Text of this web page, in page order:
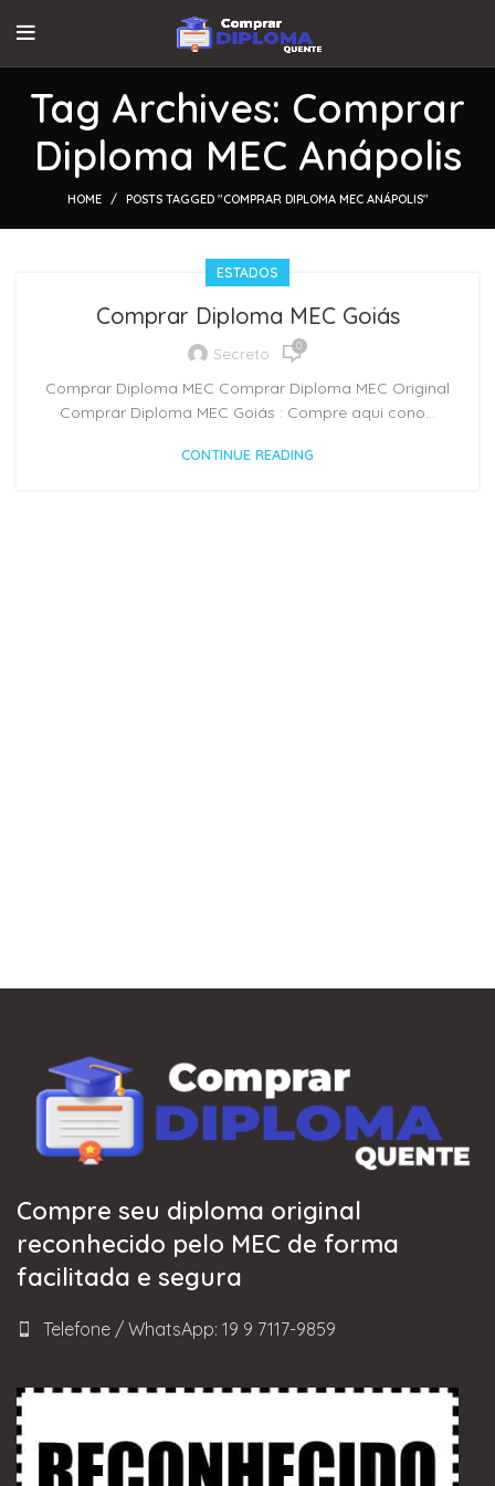
Tag Archives: Comprar
Diploma MEC Anápolis
HOME POSTS TAGGED "COMPRAR DIPLOMA MEC ANÁPOLIS"
ESTADOS
Comprar Diploma MEC Goiás
Secreto 0
Comprar Diploma MEC Comprar Diploma MEC Original
Comprar Diploma MEC Goiás : Compre aqui cono...
CONTINUE READING
Compre seu diploma original
reconhecido pelo MEC de forma
facilitada e segura
Telefone / WhatsApp: 19 9 7117-9859